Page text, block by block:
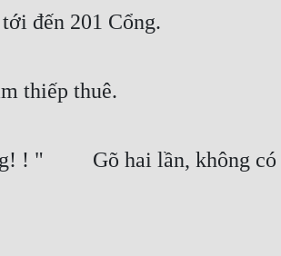
đến 201 Cổng.
thiếp thuê.
"   Gõ hai lần, không có